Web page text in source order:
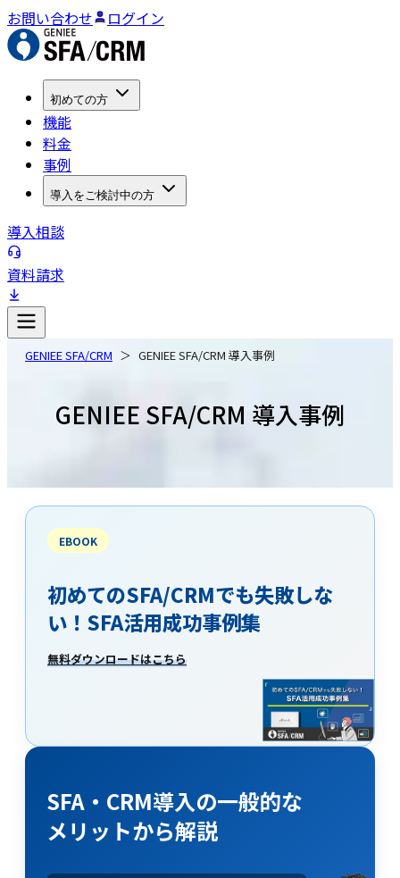
お問い合わせ ログイン
初めての方
機能
料金
事例
導入をご検討中の方
導入相談
資料請求
GENIEE SFA/CRM GENIEE SFA/CRM 導入事例
GENIEE SFA/CRM 導入事例
EBOOK
初めてのSFA/CRMでも失敗しな
い！SFA活用成功事例集
無料ダウンロードはこちら
SFA・CRM導入の一般的な
メリットから解説